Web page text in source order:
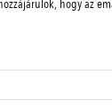
hogy az